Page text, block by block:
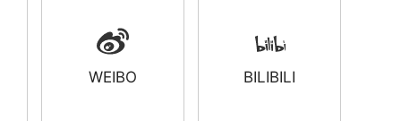
WEIBO BILIBILI